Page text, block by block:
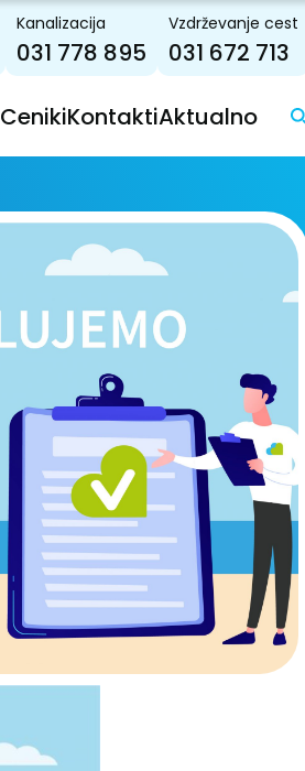
Kanalizacija
031 778 895
Vzdrževanje cest
031 672 713
CenikiKontaktiAktualno